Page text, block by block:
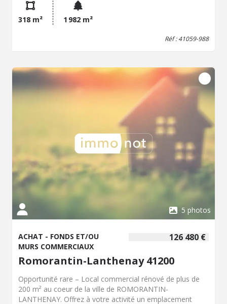
direction, deux bureaux secrétariat, sas d'entrée, WC.
Deux emplacements de stationnement extérieur. Bien
loué depuis le 1er mai 2013. Bail en cours jusqu'au 30
318 m² 1 982 m²
Réf : 41059-988
5 photos
126 480 €
ACHAT - FONDS ET/OU
MURS COMMERCIAUX
Romorantin-Lanthenay 41200
Opportunité rare – Local commercial rénové de plus de
200 m² au coeur de la ville de ROMORANTIN-
LANTHENAY. Offrez à votre activité un emplacement